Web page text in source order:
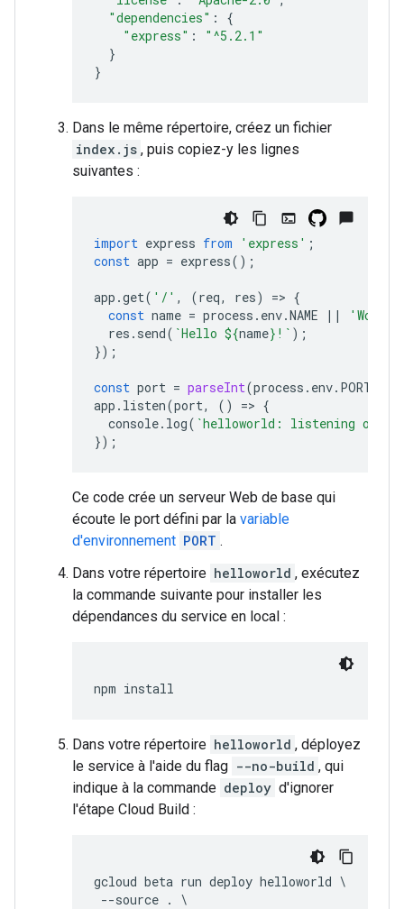
"dependencies" :
{
"express" :
"^5.2.1"
}
}
Dans le même répertoire, créez un fichier
index.js , puis copiez-y les lignes
suivantes :
import express from 'express' ;
const app = express();
app .get( '/' , (req, res) => {
const name = process . env.NAME || 'World'
res . send( `Hello ${name} !` );
});
const port = parseInt(process . env. PORT
app . listen(port, () => {
console. log( `helloworld: listening on
});
Ce code crée un serveur Web de base qui
écoute le port défini par la variable
d'environnement PORT .
Dans votre répertoire helloworld , exécutez
la commande suivante pour installer les
dépendances du service en local :
npm install
Dans votre répertoire helloworld , déployez
le service à l'aide du flag --no-build , qui
indique à la commande deploy d'ignorer
l'étape Cloud Build :
gcloud beta run deploy helloworld \
--source . \